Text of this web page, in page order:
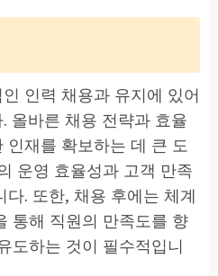
인력 채용과 유지에 있어
올바른 채용 전략과 효율
인재를 확보하는 데 큰 도
운영 효율성과 고객 만족
. 또한, 채용 후에는 체계
통해 직원의 만족도를 향
도하는 것이 필수적입니